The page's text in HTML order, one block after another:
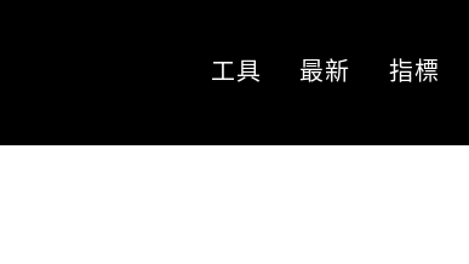
工具 最新 指標